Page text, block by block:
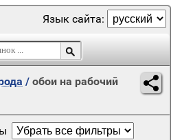
Язык сайта:
/ обои на рабочий